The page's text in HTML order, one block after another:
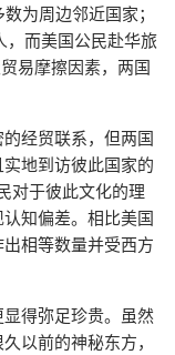
为周边邻近国家；
而美国公民赴华旅
易摩擦因素，两国
经贸联系，但两国
地到访彼此国家的
对于彼此文化的理
知偏差。相比美国
相等数量并受西方
得弥足珍贵。虽然
以前的神秘东方，